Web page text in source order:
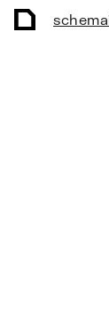
First open
schema